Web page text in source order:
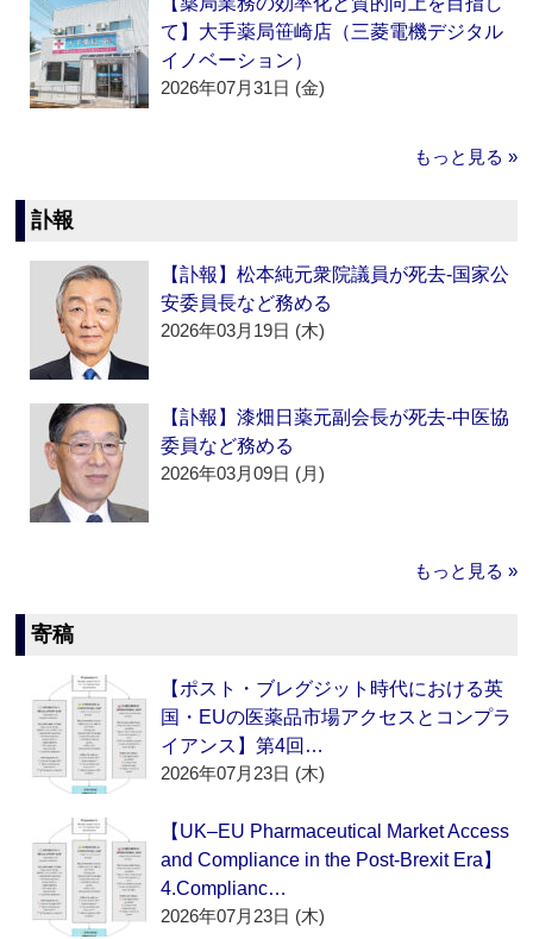
て】大手薬局笹崎店（三菱電機デジタル
イノベーション）
2026年07月31日 (金)
もっと見る »
訃報
【訃報】松本純元衆院議員が死去‐国家公
安委員長など務める
2026年03月19日 (木)
【訃報】漆畑日薬元副会長が死去‐中医協
委員など務める
2026年03月09日 (月)
もっと見る »
寄稿
【ポスト・ブレグジット時代における英
国・EUの医薬品市場アクセスとコンプラ
イアンス】第4回…
2026年07月23日 (木)
【UK–EU Pharmaceutical Market Access
and Compliance in the Post-Brexit Era】
4.Complianc…
2026年07月23日 (木)